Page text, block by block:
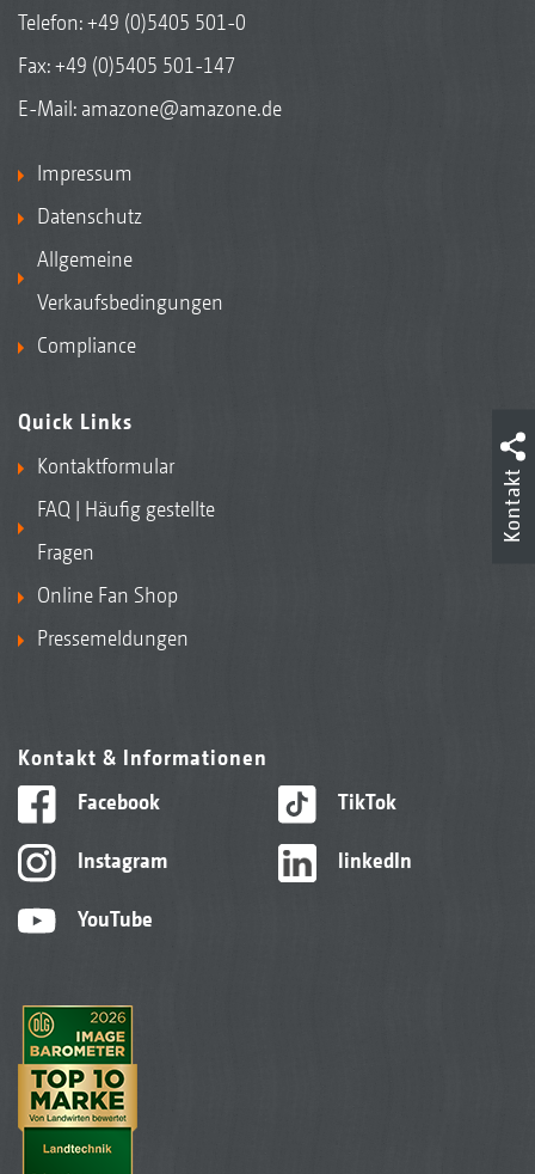
Telefon:+49 (0)5405 501-0
Fax: +49 (0)5405 501-147
E-Mail: amazone@amazone.de
Impressum
Datenschutz
Allgemeine
Verkaufsbedingungen
Compliance
Quick Links
Kontaktformular
FAQ | Häufig gestellte
Fragen
Online Fan Shop
Pressemeldungen
Kontakt & Informationen
Facebook
Instagram
YouTube
TikTok
linkedIn
Kontakt